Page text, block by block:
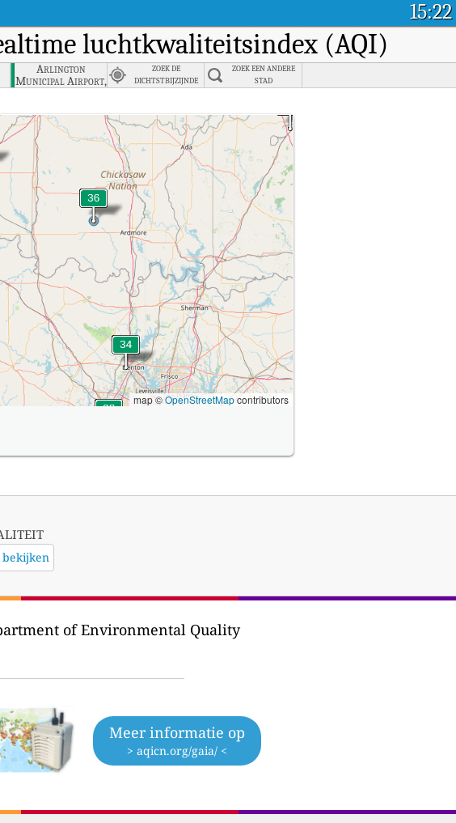
15:22
luchtkwaliteitsindex (AQI)
Arlington
Municipal Airport,
Fort Worth,
ZOEK DE
DICHTSTBIJZIJNDE
ZOEK EEN ANDERE
STAD
map ©OpenStreetMapcontributors
of Environmental Quality
Meer informatie op
> aqicn.org/gaia/ <